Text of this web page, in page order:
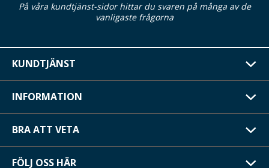
På våra kundtjänst-sidor hittar du svaren på många av de
vanligaste frågorna
KUNDTJÄNST
INFORMATION
BRA ATT VETA
FÖLJ OSS HÄR